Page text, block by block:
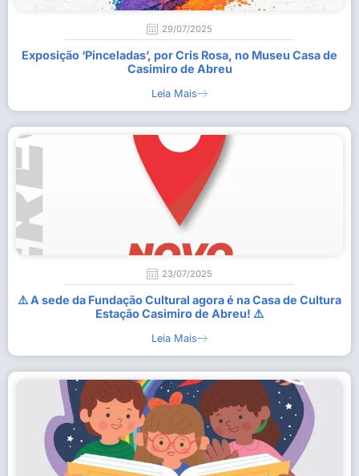
29/07/2025
Exposição ‘Pinceladas’, por Cris Rosa, no Museu Casa de
Casimiro de Abreu
Leia Mais
23/07/2025
⚠️ A sede da Fundação Cultural agora é na Casa de Cultura
Estação Casimiro de Abreu! ⚠️
Leia Mais